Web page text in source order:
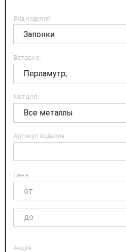
Вид изделий:
Запонки
Вставка:
Перламутр;
Металл:
Все металлы
Артикул изделия:
Цена:
Акция: